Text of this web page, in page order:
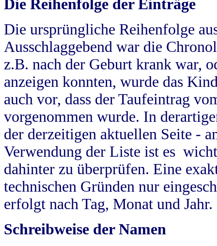
Die Reihenfolge der Einträge
Die ursprüngliche Reihenfolge
Ausschlaggebend war die
z.B. nach der Geburt krank war,
anzeigen konnten, wurde das
auch vor, dass der Taufeintrag
vorgenommen wurde. In
der derzeitigen aktuellen Seite -
Verwendung der Liste ist es
dahinter zu überprüfen. Eine
technischen Gründen nur
erfolgt nach Tag, Monat und Jahr.
Schreibweise der Namen